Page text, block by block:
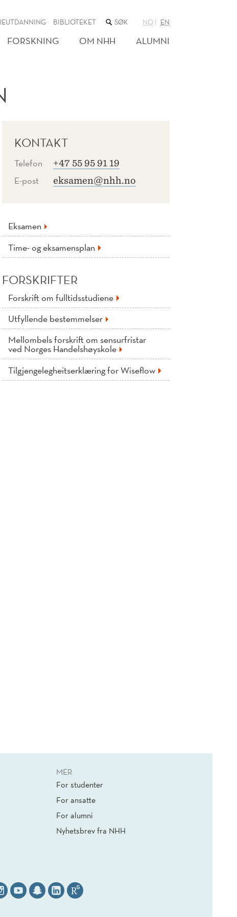
BIBLIOTEKET SØK
NETTSTEDET
NO EN
FORSKNING OM NHH ALUMNI
KONTAKT
Telefon +47 55 95 91 19
E-post eksamen@nhh.no
Eksamen
Time- og eksamensplan
FORSKRIFTER
Forskrift om fulltidsstudiene
Utfyllende bestemmelser
Mellombels forskrift om sensurfristar
ved Norges Handelshøyskole
Tilgjengelegheitserklæring for Wiseflow
MER
For studenter
For ansatte
For alumni
Nyhetsbrev fra NHH